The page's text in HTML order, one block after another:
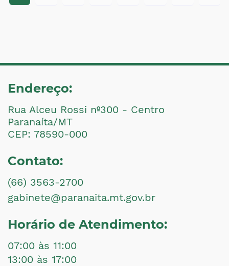
Endereço:
Rua Alceu Rossi nº300 - Centro
Paranaíta/MT
CEP: 78590-000
Contato:
(66) 3563-2700
gabinete@paranaita.mt.gov.br
Horário de Atendimento:
07:00 às 11:00
13:00 às 17:00